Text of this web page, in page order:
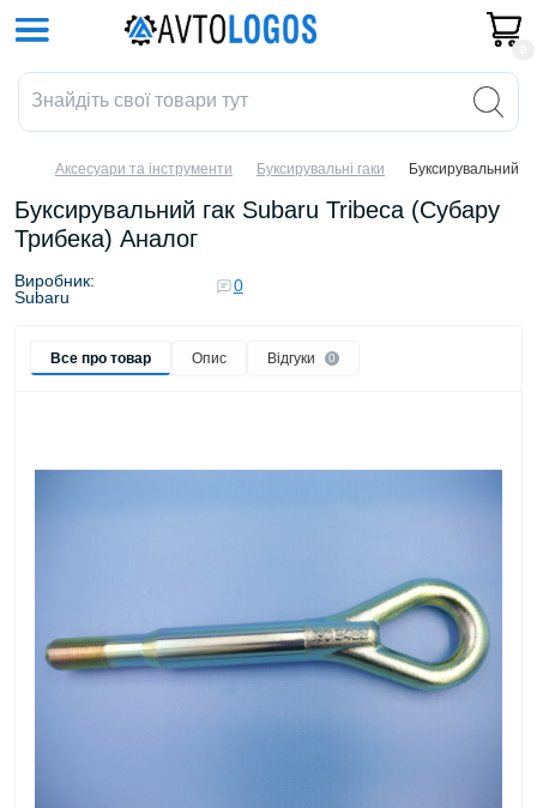
Аксесуари та інструменти Буксирувальні гаки Буксирувальний
Буксирувальний гак Subaru Tribeca (Субару
Трибека) Аналог
Виробник:
Subaru
0
Все про товар Опис Відгуки 0